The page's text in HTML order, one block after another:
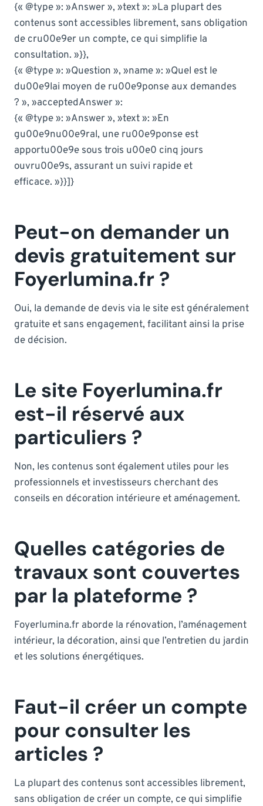
{« @type »: »Answer », »text »: »La plupart des
contenus sont accessibles librement, sans obligation
de cru00e9er un compte, ce qui simplifie la
consultation. »}},
{« @type »: »Question », »name »: »Quel est le
du00e9lai moyen de ru00e9ponse aux demandes
? », »acceptedAnswer »:
{« @type »: »Answer », »text »: »En
gu00e9nu00e9ral, une ru00e9ponse est
apportu00e9e sous trois u00e0 cinq jours
ouvru00e9s, assurant un suivi rapide et
efficace. »}}]}
Peut-on demander un
devis gratuitement sur
Foyerlumina.fr ?
Oui, la demande de devis via le site est généralement
gratuite et sans engagement, facilitant ainsi la prise
de décision.
Le site Foyerlumina.fr
est-il réservé aux
particuliers ?
Non, les contenus sont également utiles pour les
professionnels et investisseurs cherchant des
conseils en décoration intérieure et aménagement.
Quelles catégories de
travaux sont couvertes
par la plateforme ?
Foyerlumina.fr aborde la rénovation, l’aménagement
intérieur, la décoration, ainsi que l’entretien du jardin
et les solutions énergétiques.
Faut-il créer un compte
pour consulter les
articles ?
La plupart des contenus sont accessibles librement,
sans obligation de créer un compte, ce qui simplifie